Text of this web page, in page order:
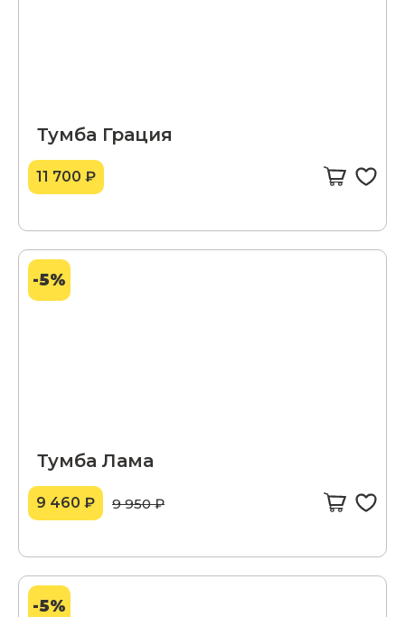
Тумба Грация
11 700 ₽
-5%
Тумба Лама
9 460 ₽ 9 950 ₽
-5%